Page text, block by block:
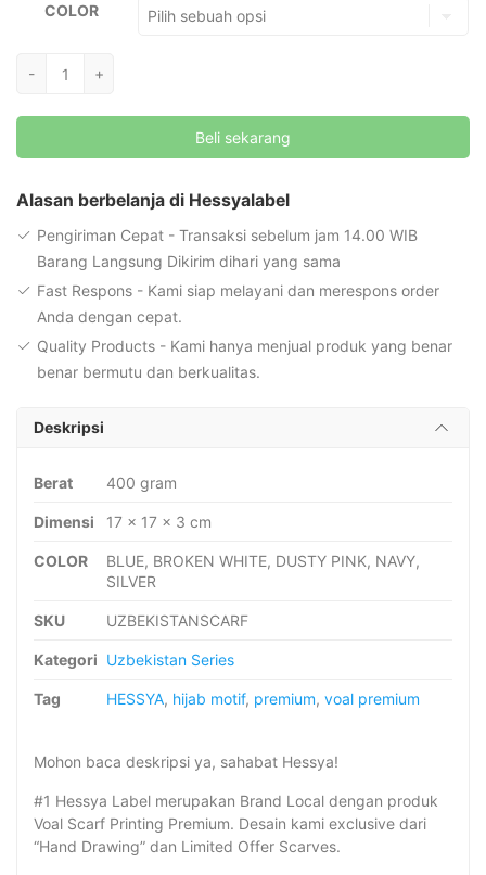
COLOR
-
Uzbekistan
Motif
Voal
+
Beli sekarang
Alasan berbelanja di Hessyalabel
Pengiriman Cepat - Transaksi sebelum jam 14.00 WIB
Barang Langsung Dikirim dihari yang sama
Fast Respons - Kami siap melayani dan merespons order
Anda dengan cepat.
Quality Products - Kami hanya menjual produk yang benar
benar bermutu dan berkualitas.
Deskripsi
Berat 400 gram
Dimensi 17 × 17 × 3 cm
COLOR
BLUE, BROKEN WHITE, DUSTY PINK, NAVY,
SILVER
SKU UZBEKISTANSCARF
Kategori Uzbekistan Series
Tag HESSYA, hijab motif, premium, voal premium
Mohon baca deskripsi ya, sahabat Hessya!
#1 Hessya Label merupakan Brand Local dengan produk
Voal Scarf Printing Premium. Desain kami exclusive dari
“Hand Drawing” dan Limited Offer Scarves.